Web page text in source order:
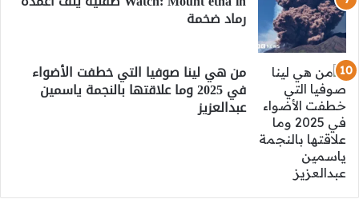
رماد ضخمة
من هي لينا صوفيا التي خطفت الأضواء
في 2025 وما علاقتها بالنجمة ياسمين
عبدالعزيز